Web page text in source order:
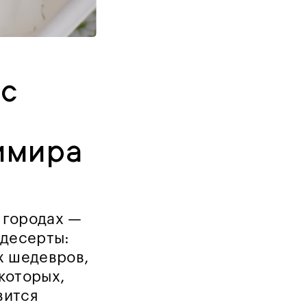
городах —
шедевров,